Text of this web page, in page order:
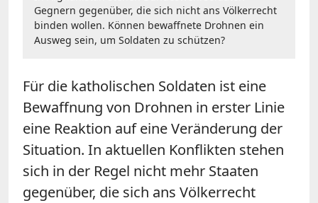
Gegnern gegenüber, die sich nicht ans Völkerrecht
binden wollen. Können bewaffnete Drohnen ein
Ausweg sein, um Soldaten zu schützen?
Für die katholischen Soldaten ist eine
Bewaffnung von Drohnen in erster Linie
eine Reaktion auf eine Veränderung der
Situation. In aktuellen Konflikten stehen
sich in der Regel nicht mehr Staaten
gegenüber, die sich ans Völkerrecht